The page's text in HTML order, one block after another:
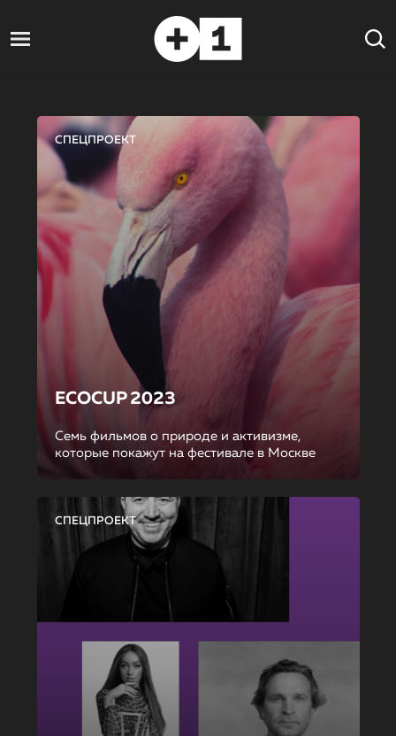
СПЕЦПРОЕКТ
ECOCUP 2023
Семь фильмов о природе и активизме,
которые покажут на фестивале в Москве
СПЕЦПРОЕКТ